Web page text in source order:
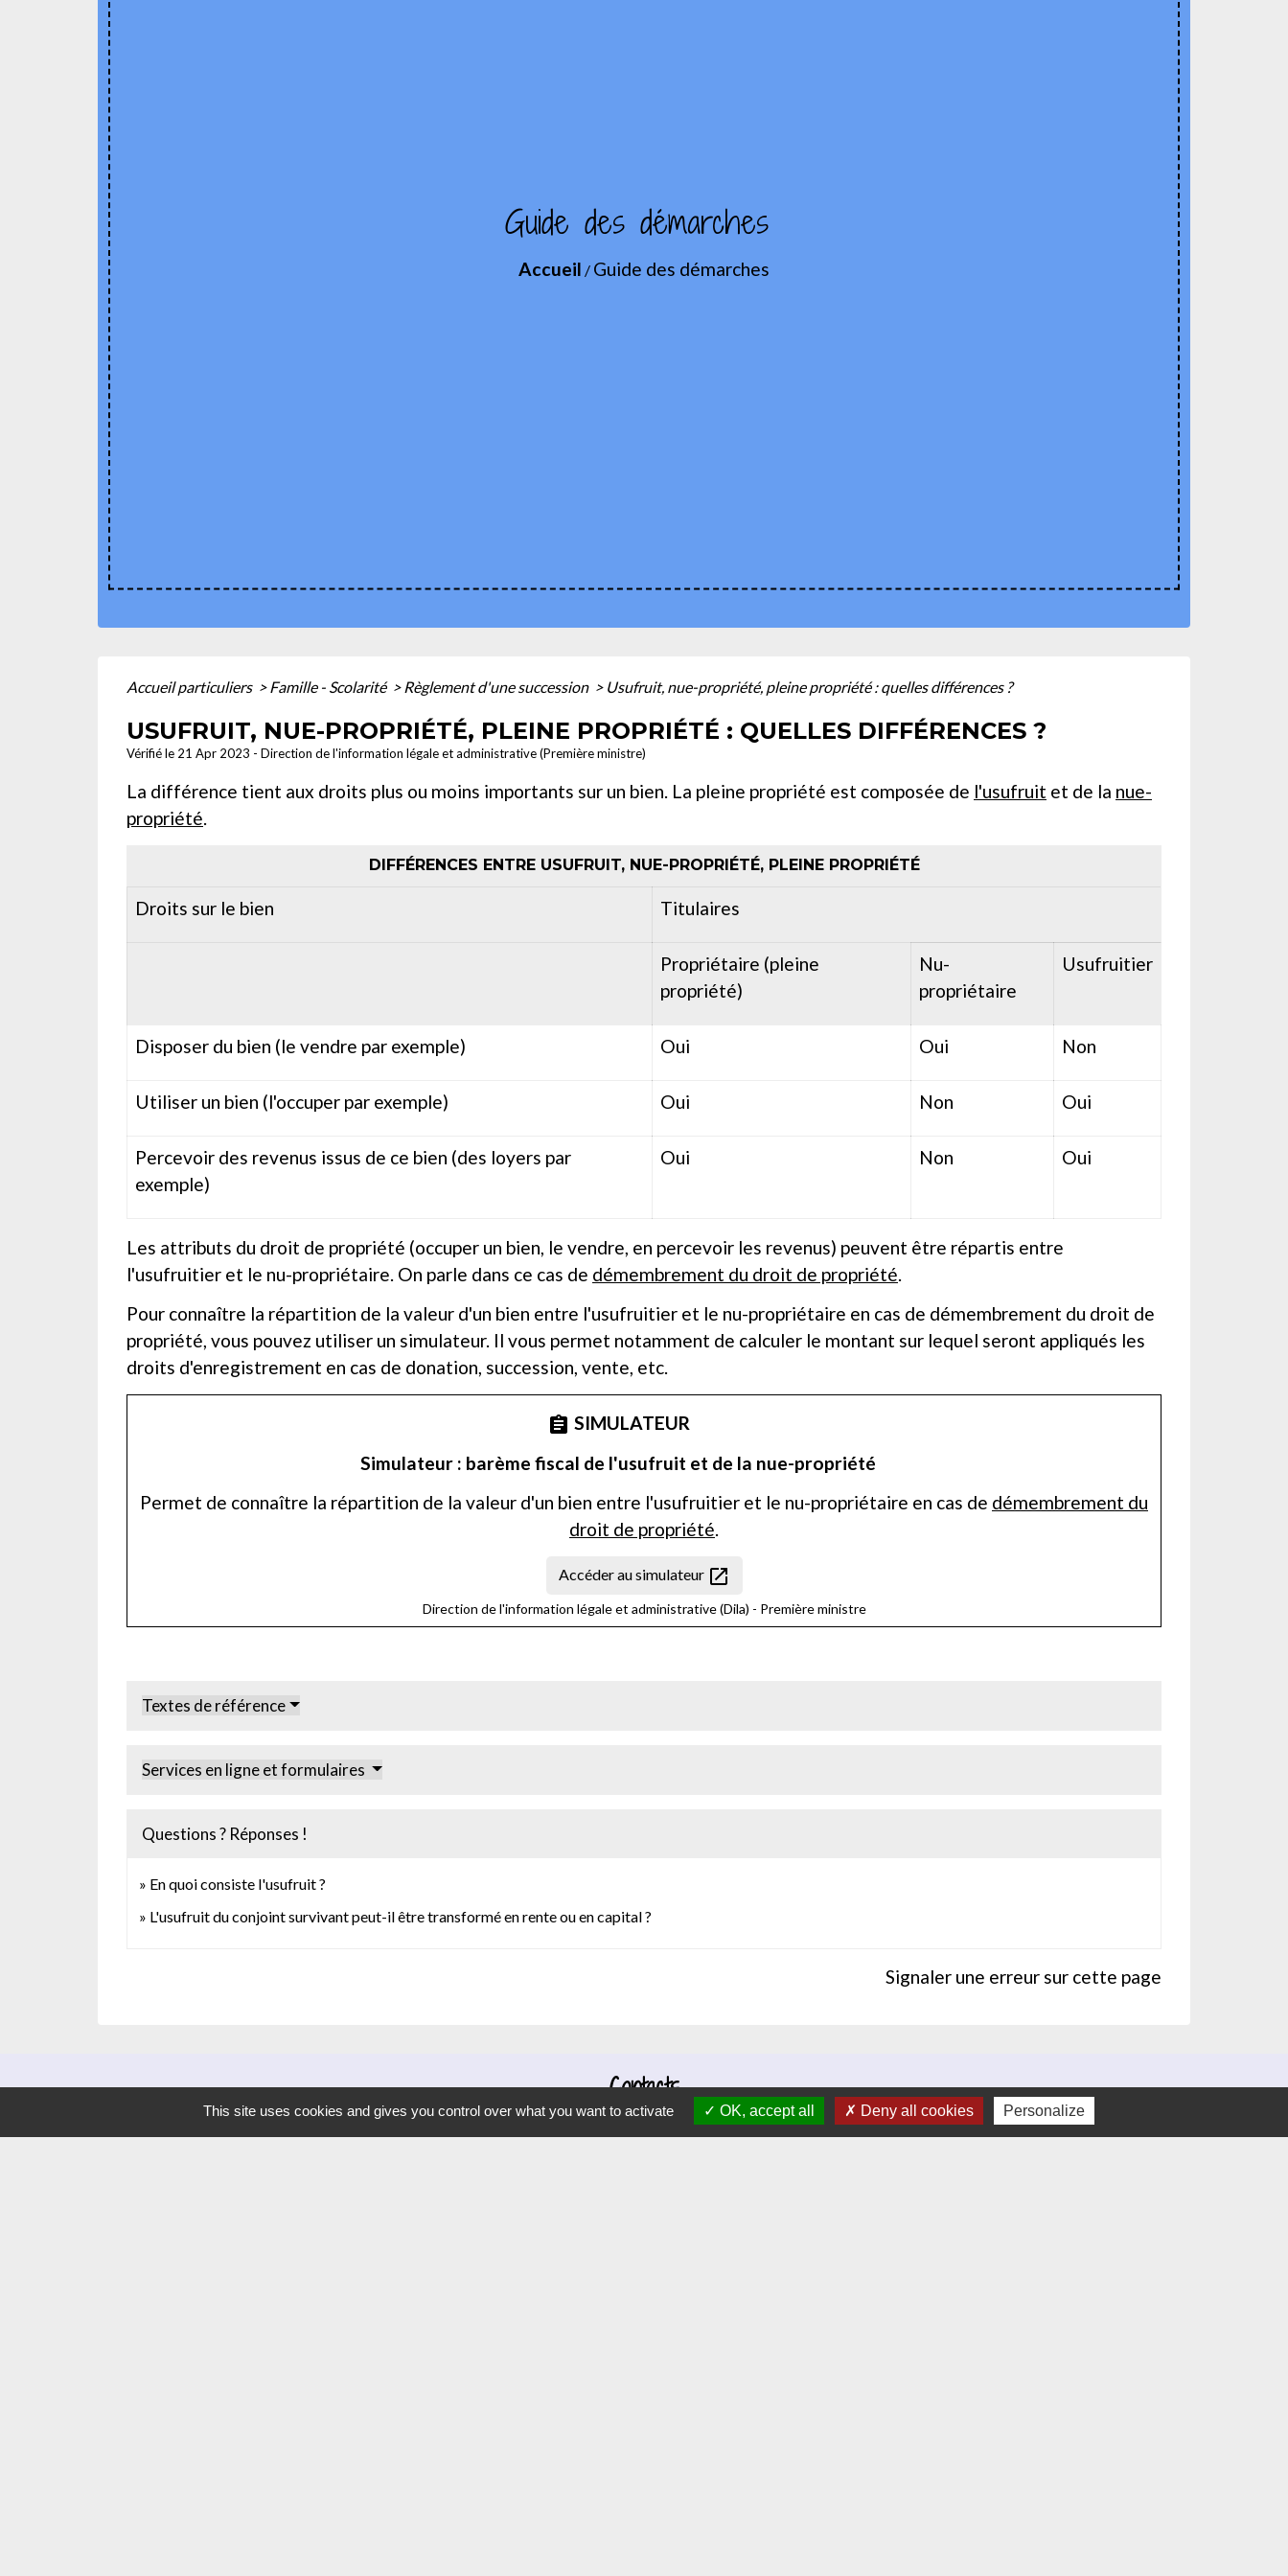
Guide des démarches
Accueil / Guide des démarches
Accueil particuliers > Famille - Scolarité > Règlement d'une succession > Usufruit, nue-propriété, pleine propriété : quelles différences ?
USUFRUIT, NUE-PROPRIÉTÉ, PLEINE PROPRIÉTÉ : QUELLES DIFFÉRENCES ?
Vérifié le 21 Apr 2023 - Direction de l'information légale et administrative (Première ministre)
La différence tient aux droits plus ou moins importants sur un bien. La pleine propriété est composée de l'usufruit et de la nue-
propriété.
DIFFÉRENCES ENTRE USUFRUIT, NUE-PROPRIÉTÉ, PLEINE PROPRIÉTÉ
Droits sur le bien Titulaires
Propriétaire (pleine
propriété)
Nu-
propriétaire
Usufruitier
Disposer du bien (le vendre par exemple) Oui Oui Non
Utiliser un bien (l'occuper par exemple) Oui Non Oui
Percevoir des revenus issus de ce bien (des loyers par
exemple)
Oui Non Oui
Les attributs du droit de propriété (occuper un bien, le vendre, en percevoir les revenus) peuvent être répartis entre
l'usufruitier et le nu-propriétaire. On parle dans ce cas de démembrement du droit de propriété.
Pour connaître la répartition de la valeur d'un bien entre l'usufruitier et le nu-propriétaire en cas de démembrement du droit de
propriété, vous pouvez utiliser un simulateur. Il vous permet notamment de calculer le montant sur lequel seront appliqués les
droits d'enregistrement en cas de donation, succession, vente, etc.
assignment SIMULATEUR
Simulateur : barème fiscal de l'usufruit et de la nue-propriété
Permet de connaître la répartition de la valeur d'un bien entre l'usufruitier et le nu-propriétaire en cas de démembrement du
droit de propriété.
Accéder au simulateur open_in_new
Direction de l'information légale et administrative (Dila) - Première ministre
Textes de référence
Services en ligne et formulaires
Questions ? Réponses !
En quoi consiste l'usufruit ?
L'usufruit du conjoint survivant peut-il être transformé en rente ou en capital ?
Signaler une erreur sur cette page
Contacts
Commune d'Hauteville-lès-Dijon
This site uses cookies and gives you control over what you want to activate OK, accept all Deny all cookies Personalize